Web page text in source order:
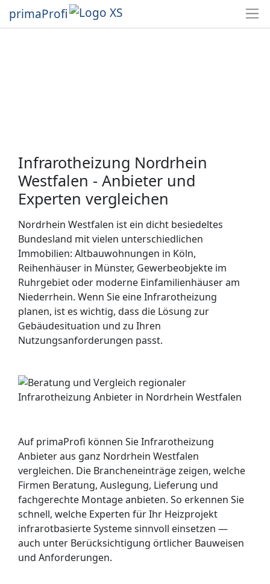
primaProfi
Infrarotheizung Nordrhein
Westfalen - Anbieter und
Experten vergleichen
Nordrhein Westfalen ist ein dicht besiedeltes
Bundesland mit vielen unterschiedlichen
Immobilien: Altbauwohnungen in Köln,
Reihenhäuser in Münster, Gewerbeobjekte im
Ruhrgebiet oder moderne Einfamilienhäuser am
Niederrhein. Wenn Sie eine Infrarotheizung
planen, ist es wichtig, dass die Lösung zur
Gebäudesituation und zu Ihren
Nutzungsanforderungen passt.
Auf primaProfi können Sie Infrarotheizung
Anbieter aus ganz Nordrhein Westfalen
vergleichen. Die Brancheneinträge zeigen, welche
Firmen Beratung, Auslegung, Lieferung und
fachgerechte Montage anbieten. So erkennen Sie
schnell, welche Experten für Ihr Heizprojekt
infrarotbasierte Systeme sinnvoll einsetzen —
auch unter Berücksichtigung örtlicher Bauweisen
und Anforderungen.